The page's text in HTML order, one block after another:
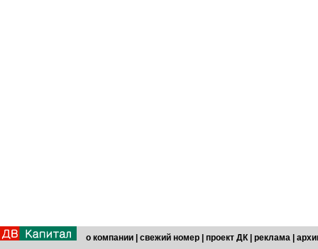
о компании свежий номер проект ДК реклама